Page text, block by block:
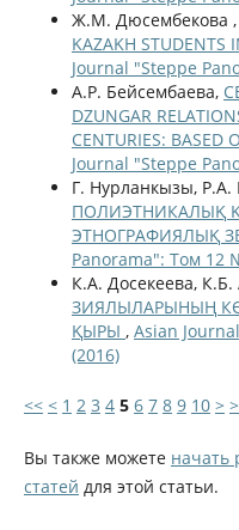
Ж.М. Дюсембекова
KAZAKH STUDENTS
Journal "Steppe
А.Р. Бейсембаева,
DZUNGAR
CENTURIES: BASED
Journal "Steppe
Г. Нурланкызы, Р.А.
ПОЛИЭТНИКАЛЫҚ
ЭТНОГРАФИЯЛЫҚ
Panorama": Том 12
К.А. Досекеева, К.Б.
ЗИЯЛЫЛАРЫНЫҢ
ҚЫРЫ , Asian
(2016)
<< < 1 2 3 4 5 6 7 8 9 10 >
Вы также можете начать
статей для этой статьи.